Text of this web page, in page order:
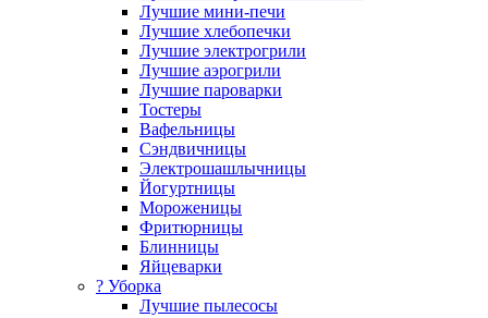
Лучшие мини-печи
Лучшие хлебопечки
Лучшие электрогрили
Лучшие аэрогрили
Лучшие пароварки
Тостеры
Вафельницы
Сэндвичницы
Электрошашлычницы
Йогуртницы
Мороженицы
Фритюрницы
Блинницы
Яйцеварки
? Уборка
Лучшие пылесосы